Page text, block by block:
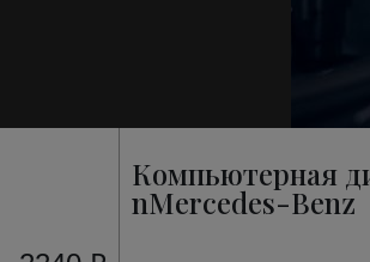
Компьютерная
nMercedes-Benz